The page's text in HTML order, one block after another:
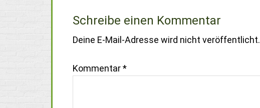
Schreibe einen Kommentar
Deine E-Mail-Adresse wird nicht veröffentlicht.
Kommentar*